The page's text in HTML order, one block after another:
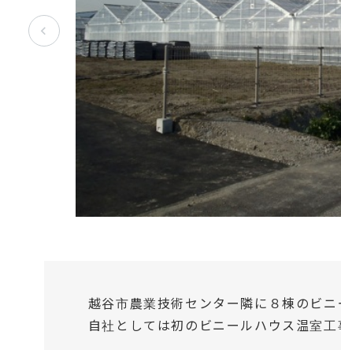
越谷市農業技術センター隣に８棟のビニ
自社としては初のビニールハウス温室工